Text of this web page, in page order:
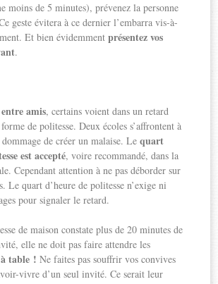
moins de 5 minutes), prévenez la personne
geste évitera à ce dernier l’embarra vis-à-
Et bien évidemmentprésentez vos
.
amis, certains voient dans un retard
de politesse. Deux écoles s’affrontent à
de créer un malaise. Lequart
est accepté, voire recommandé, dans la
Cependant attention à ne pas déborder sur
Le quart d’heure de politesse n’exige ni
pour signaler le retard.
de maison constate plus de 20 minutes de
elle ne doit pas faire attendre les
à table !Ne faites pas souffrir vos convives
vivre d’un seul invité. Ce serait leur